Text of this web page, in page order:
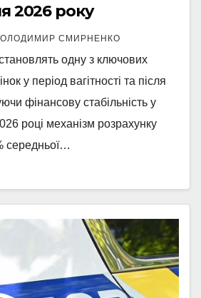
2026 року
СМИРНЕНКО
одну з ключових
у період вагітності та після
фінансову стабільність у
році механізм розрахунку
середньої…